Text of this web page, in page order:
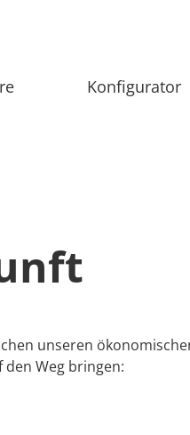
Konfigurator
unseren
Weg bringen: